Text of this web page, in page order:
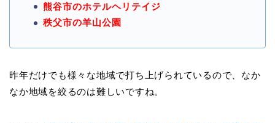
熊谷市のホテルヘリテイジ
秩父市の羊山公園
昨年だけでも様々な地域で打ち上げられているので、なか
なか地域を絞るのは難しいですね。